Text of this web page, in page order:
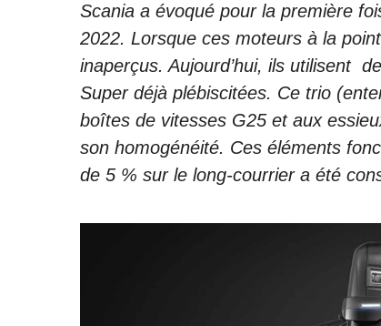
Scania a évoqué pour la première
2022. Lorsque ces moteurs à la
inaperçus. Aujourd’hui, ils utilisent
Super déjà plébiscitées. Ce trio
boîtes de vitesses G25 et aux
son homogénéité. Ces éléments
de 5 % sur le long-courrier a été